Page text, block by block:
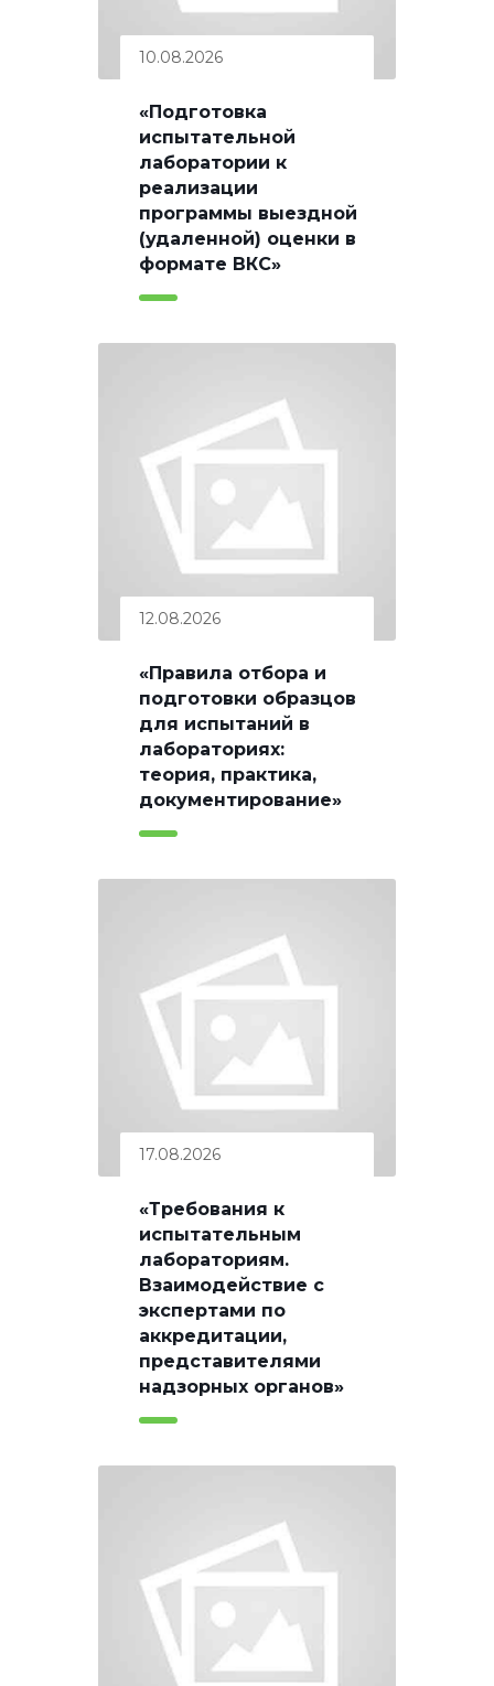
10.08.2026
«Подготовка
испытательной
лаборатории к
реализации
программы выездной
(удаленной) оценки в
формате ВКС»
12.08.2026
«Правила отбора и
подготовки образцов
для испытаний в
лабораториях:
теория, практика,
документирование»
17.08.2026
«Требования к
испытательным
лабораториям.
Взаимодействие с
экспертами по
аккредитации,
представителями
надзорных органов»